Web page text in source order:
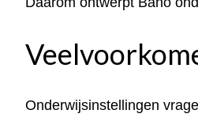
Onderwijsinstellingen